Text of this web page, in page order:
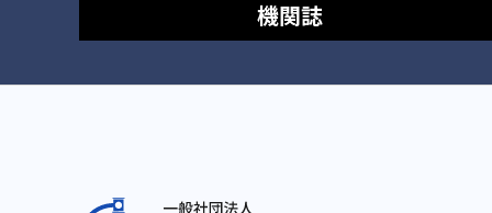
機関誌